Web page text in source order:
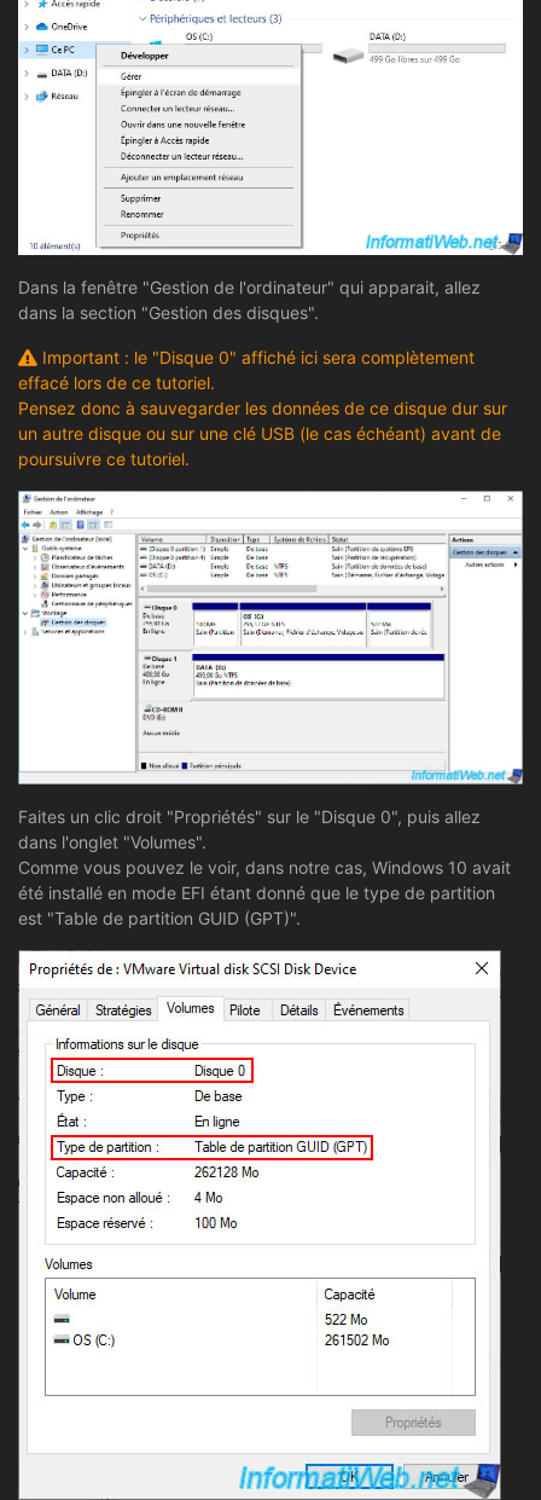
Dans la fenêtre "Gestion de l'ordinateur" qui apparait, allez
dans la section "Gestion des disques".
Important : le "Disque 0" affiché ici sera complètement
effacé lors de ce tutoriel.
Pensez donc à sauvegarder les données de ce disque dur sur
un autre disque ou sur une clé USB (le cas échéant) avant de
poursuivre ce tutoriel.
Faites un clic droit "Propriétés" sur le "Disque 0", puis allez
dans l'onglet "Volumes".
Comme vous pouvez le voir, dans notre cas, Windows 10 avait
été installé en mode EFI étant donné que le type de partition
est "Table de partition GUID (GPT)".